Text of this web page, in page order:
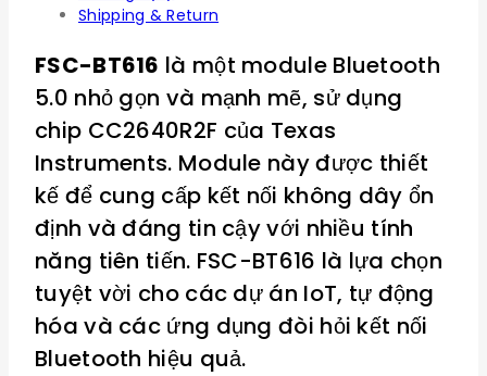
Shipping & Return
FSC-BT616 là một module Bluetooth
5.0 nhỏ gọn và mạnh mẽ, sử dụng
chip CC2640R2F của Texas
Instruments. Module này được thiết
kế để cung cấp kết nối không dây ổn
định và đáng tin cậy với nhiều tính
năng tiên tiến. FSC-BT616 là lựa chọn
tuyệt vời cho các dự án IoT, tự động
hóa và các ứng dụng đòi hỏi kết nối
Bluetooth hiệu quả.